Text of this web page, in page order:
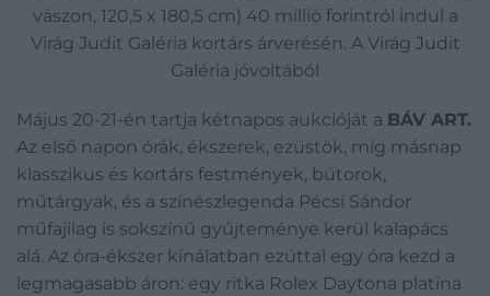
vászon, 120,5 x 180,5 cm) 40 millió forintról indul a
Virág Judit Galéria kortárs árverésén. A Virág Judit
Galéria jóvoltából
Május 20-21-én tartja kétnapos aukcióját a BÁV ART.
Az első napon órák, ékszerek, ezüstök, míg másnap
klasszikus és kortárs festmények, bútorok,
műtárgyak, és a színészlegenda Pécsi Sándor
műfajilag is sokszínű gyűjteménye kerül kalapács
alá. Az óra-ékszer kínálatban ezúttal egy óra kezd a
legmagasabb áron: egy ritka Rolex Daytona platina